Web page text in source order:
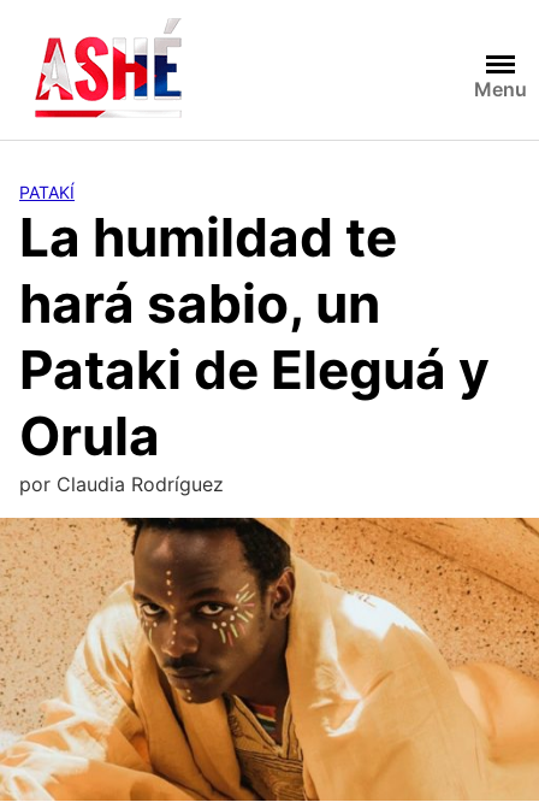
contenido
Menu
PATAKÍ
La humildad te
hará sabio, un
Pataki de Eleguá y
Orula
por Claudia Rodríguez